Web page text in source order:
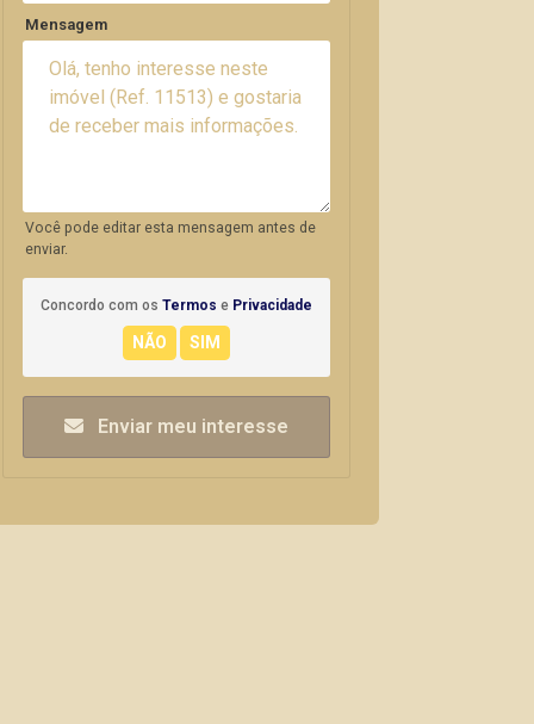
Mensagem
Você pode editar esta mensagem antes de
enviar.
Concordo com os Termos e Privacidade
Enviar meu interesse